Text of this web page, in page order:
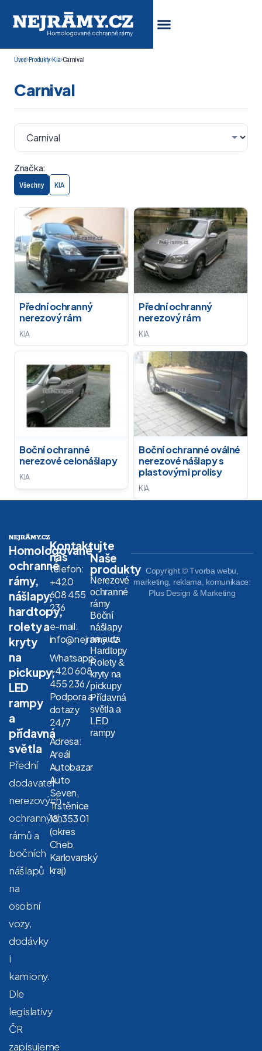
Úvod›Produkty›Kia›Carnival
Carnival
Značka:
Všechny KIA
Přední ochranný
nerezový rám
KIA
Přední ochranný
nerezový rám
KIA
Boční ochranné
nerezové celonášlapy
KIA
Boční ochranné oválné
nerezové nášlapy s
plastovými prolisy
KIA
Homologované
ochranné
rámy,
nášlapy,
hardtopy,
rolety a
kryty
na
pickupy,
LED
rampy
a
přídavná
světla
Přední
dodavatel
nerezových
ochranných
rámů a
bočních
nášlapů
na
osobní
vozy,
dodávky
i
kamiony.
Dle
legislativy
ČR
zapisujeme
Kontaktujte
nás
telefon:
+420
608 455
236
e-mail:
info@nejramy.cz
Whatsapp:
+420 608
455 236 /
Podpora a
dotazy
24/7
Adresa:
Areál
Autobazar
Auto
Seven,
Trstěnice
18, 353 01
(okres
Cheb,
Karlovarský
kraj)
Naše
produkty
Nerezové
ochranné
rámy
Boční
nášlapy
na auta
Hardtopy
Rolety &
kryty na
pickupy
Přídavná
světla a
LED
rampy
Copyright © Tvorba webu,
marketing, reklama, komunikace:
Plus Design & Marketing